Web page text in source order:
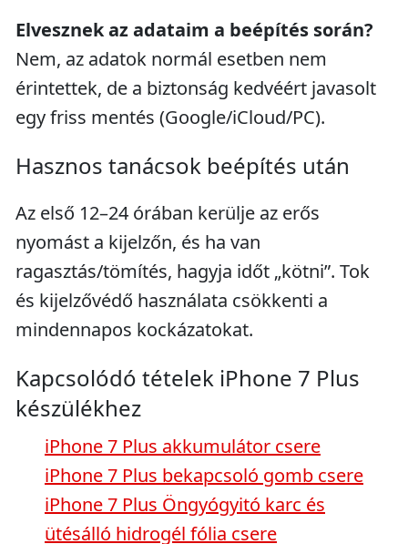
Elvesznek az adataim a beépítés során?
Nem, az adatok normál esetben nem
érintettek, de a biztonság kedvéért javasolt
egy friss mentés (Google/iCloud/PC).
Hasznos tanácsok beépítés után
Az első 12–24 órában kerülje az erős
nyomást a kijelzőn, és ha van
ragasztás/tömítés, hagyja időt „kötni”. Tok
és kijelzővédő használata csökkenti a
mindennapos kockázatokat.
Kapcsolódó tételek iPhone 7 Plus
készülékhez
iPhone 7 Plus akkumulátor csere
iPhone 7 Plus bekapcsoló gomb csere
iPhone 7 Plus Öngyógyitó karc és
ütésálló hidrogél fólia csere